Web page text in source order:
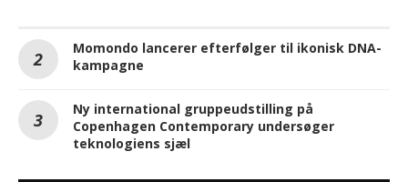
Momondo lancerer efterfølger til ikonisk DNA-
kampagne
Ny international gruppeudstilling på
Copenhagen Contemporary undersøger
teknologiens sjæl